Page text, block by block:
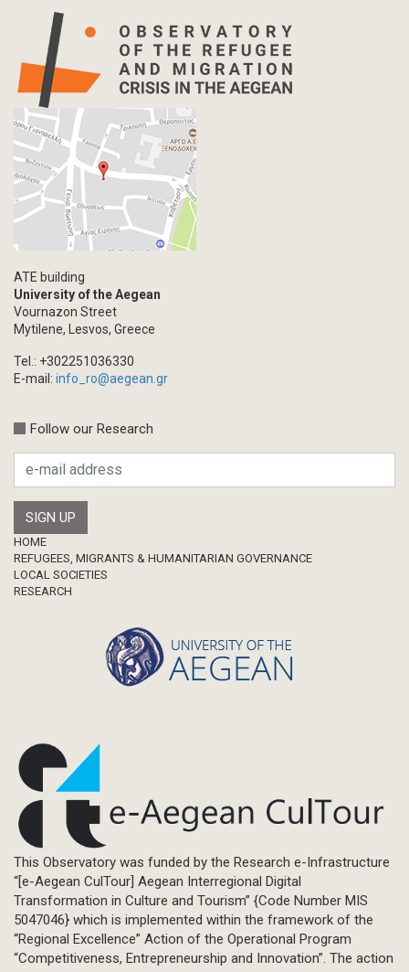
ATE building
University of the Aegean
Vournazon Street
Mytilene, Lesvos, Greece
Tel.: +302251036330
E-mail: info_ro@aegean.gr
Follow our Research
Footer
HOME
REFUGEES, MIGRANTS & HUMANITARIAN GOVERNANCE
LOCAL SOCIETIES
RESEARCH
This Observatory was funded by the Research e-Infrastructure
“[e-Aegean CulTour] Aegean Interregional Digital
Transformation in Culture and Tourism” {Code Number MIS
5047046} which is implemented within the framework of the
“Regional Excellence” Action of the Operational Program
“Competitiveness, Entrepreneurship and Innovation”. The action